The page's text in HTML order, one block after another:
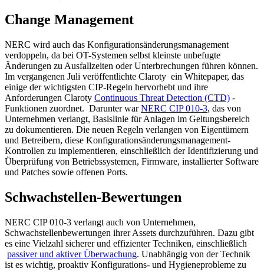
Change Management
NERC wird auch das Konfigurationsänderungsmanagement
verdoppeln, da bei OT-Systemen selbst kleinste unbefugte
Änderungen zu Ausfallzeiten oder Unterbrechungen führen können.
Im vergangenen Juli veröffentlichte Claroty ein Whitepaper, das
einige der wichtigsten CIP-Regeln hervorhebt und ihre
Anforderungen Claroty Continuous Threat Detection (CTD) -
Funktionen zuordnet. Darunter warNERC CIP 010-3, das von
Unternehmen verlangt, Basislinie für Anlagen im Geltungsbereich
zu dokumentieren. Die neuen Regeln verlangen von Eigentümern
und Betreibern, diese Konfigurationsänderungsmanagement-
Kontrollen zu implementieren, einschließlich der Identifizierung und
Überprüfung von Betriebssystemen, Firmware, installierter Software
und Patches sowie offenen Ports.
Schwachstellen-Bewertungen
NERC CIP 010-3 verlangt auch von Unternehmen,
Schwachstellenbewertungen ihrer Assets durchzuführen. Dazu gibt
es eine Vielzahl sicherer und effizienter Techniken, einschließlich
passiver und aktiver Überwachung. Unabhängig von der Technik
ist es wichtig, proaktiv Konfigurations- und Hygieneprobleme zu